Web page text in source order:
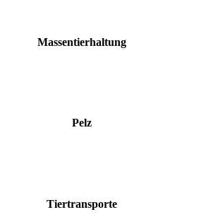
Massentierhaltung
Pelz
Tiertransporte